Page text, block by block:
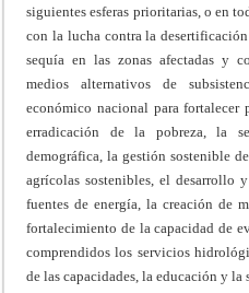
siguientes esferas prioritarias, o en
con la lucha contra la
sequía en las zonas afectadas y
medios alternativos de
económico nacional para fortalecer
erradicación de la pobreza, la
demográfica, la gestión sostenible
agrícolas sostenibles, el desarrollo
fuentes de energía, la creación de
fortalecimiento de la capacidad de
comprendidos los servicios
de las capacidades, la educación y